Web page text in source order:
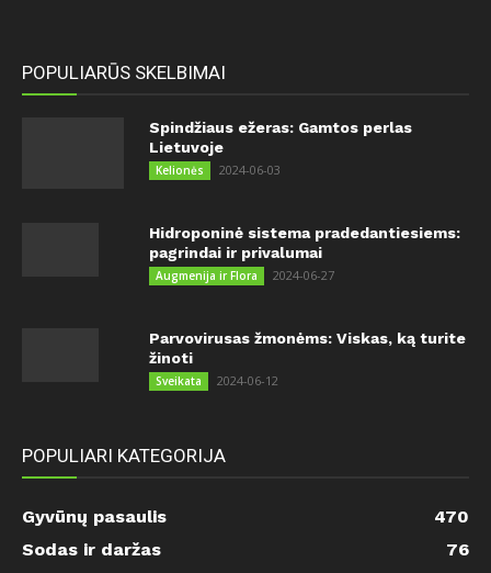
POPULIARŪS SKELBIMAI
Spindžiaus ežeras: Gamtos perlas
Lietuvoje
Kelionės 2024-06-03
Hidroponinė sistema pradedantiesiems:
pagrindai ir privalumai
Augmenija ir Flora 2024-06-27
Parvovirusas žmonėms: Viskas, ką turite
žinoti
Sveikata 2024-06-12
POPULIARI KATEGORIJA
Gyvūnų pasaulis
470
Sodas ir daržas
76